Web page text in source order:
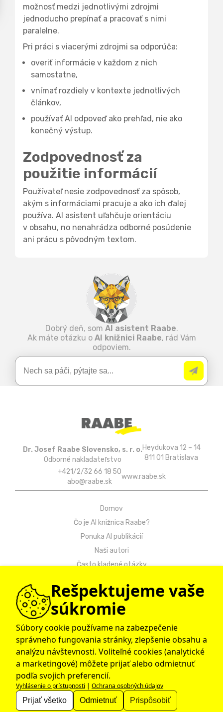
možnosť medzi jednotlivými zdrojmi
jednoducho prepínať a pracovať s nimi
paralelne.
Pri práci s viacerými zdrojmi sa odporúča:
overiť informácie v každom z nich
samostatne,
vnímať rozdiely v kontexte jednotlivých
článkov,
používať AI odpoveď ako prehľad, nie ako
konečný výstup.
Zodpovednosť za
použitie informácií
Používateľ nesie zodpovednosť za spôsob,
akým s informáciami pracuje a ako ich ďalej
používa. AI asistent uľahčuje orientáciu
v obsahu, no nenahrádza odborné posúdenie
ani prácu s pôvodným textom.
Dobrý deň, som AI asistent Raabe.
Ak máte otázku o AI knižnici Raabe, rád Vám
odpoviem.
Dr. Josef Raabe Slovensko, s. r. o.
Odborné nakladateľstvo
Heydukova 12 – 14
811 01 Bratislava
+421/2/32 66 18 50
abo@raabe.sk
www.raabe.sk
Domov
Čo je AI knižnica Raabe?
Ponuka AI publikácií
Naši autori
Často kladené otázky
Návody
Ochrana osobných údajov
© 2009 – 2026 Raabe Slovensko
Dr. Josef Raabe Slovensko, s.r.o., člen medzinárodnej
skupiny Klett.
…spoločne ku kvalitnému vzdelávaniu…
Rešpektujeme vaše
súkromie
Súbory cookie používame na zabezpečenie
správneho fungovania stránky, zlepšenie obsahu a
analýzu návštevnosti. Voliteľné cookies (analytické
a marketingové) môžete prijať alebo odmietnuť
podľa svojich preferencií.
Vyhlásenie o prístupnosti | Ochrana osobných údajov
Prijať všetko
Odmietnuť Prispôsobiť